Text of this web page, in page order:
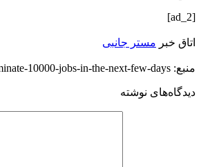
[ad_2]
اتاق خبر مستر جانبی
منبع: https://techfars.com/244839/microsoft-looks-set-to-eliminate-10000-jobs-in-the-next-few-days/
دیدگاه‌های نوشته